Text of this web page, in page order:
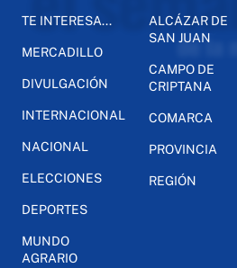
TE INTERESA...
MERCADILLO
DIVULGACIÓN
INTERNACIONAL
NACIONAL
ELECCIONES
DEPORTES
MUNDO
AGRARIO
ALCÁZAR DE
SAN JUAN
CAMPO DE
CRIPTANA
COMARCA
PROVINCIA
REGIÓN